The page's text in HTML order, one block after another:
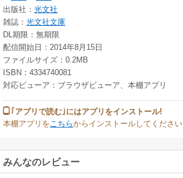
出版社： 光文社
雑誌： 光文社文庫
DL期限：無期限
配信開始日：2014年8月15日
ファイルサイズ：0.2MB
ISBN：4334740081
対応ビューア：ブラウザビューア、本棚アプリ
｢アプリで読む｣にはアプリをインストール!
本棚アプリを こちらからインストールしてください
みんなのレビュー